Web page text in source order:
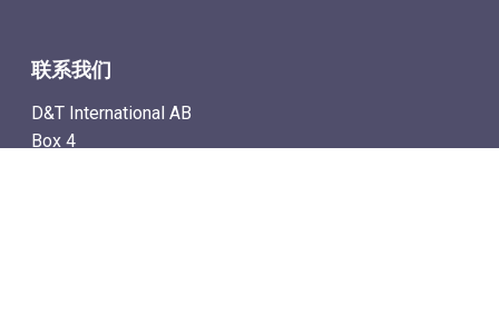
联系我们
D&T International AB
Box 4